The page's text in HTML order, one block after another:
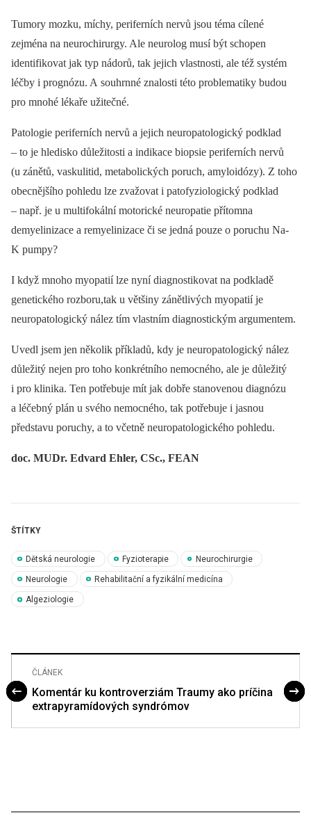
Tumory mozku, míchy, periferních nervů jsou téma cílené
zejména na neurochirurgy. Ale neurolog musí být schopen
identifikovat jak typ nádorů, tak jejich vlastnosti, ale též systém
léčby i prognózu. A souhrnné znalosti této problematiky budou
pro mnohé lékaře užitečné.
Patologie periferních nervů a jejich neuropatologický podklad
–⁠ to je hledisko důležitosti a indikace biopsie periferních nervů
(u zánětů, vaskulitid, metabolických poruch, amyloidózy). Z toho
obecnějšího pohledu lze zvažovat i patofyziologický podklad
–⁠ např. je u multifokální motorické neuropatie přítomna
demyelinizace a remyelinizace či se jedná pouze o poruchu Na-
K pumpy?
I když mnoho myopatií lze nyní diagnostikovat na podkladě
genetického rozboru,tak u většiny zánětlivých myopatií je
neuropatologický nález tím vlastním diagnostickým argumentem.
Uvedl jsem jen několik příkladů, kdy je neuropatologický nález
důležitý nejen pro toho konkrétního nemocného, ale je důležitý
i pro klinika. Ten potřebuje mít jak dobře stanovenou diagnózu
a léčebný plán u svého nemocného, tak potřebuje i jasnou
představu poruchy, a to včetně neuropatologického pohledu.
doc. MUDr. Edvard Ehler, CSc., FEAN
ŠTÍTKY
Dětská neurologie Fyzioterapie Neurochirurgie
Neurologie Rehabilitační a fyzikální medicína
Algeziologie
ČLÁNEK
Komentár ku kontroverziám Traumy ako príčina
extrapyramídových syndrómov